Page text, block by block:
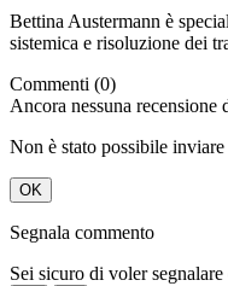
Bettina Austermann è
sistemica e risoluzione dei
Commenti (0)
Ancora nessuna recensione
Non è stato possibile
OK
Segnala commento
Sei sicuro di voler